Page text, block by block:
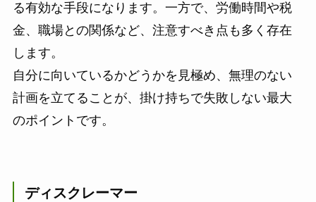
る有効な手段になります。一方で、労働時間や税
金、職場との関係など、注意すべき点も多く存在
します。
自分に向いているかどうかを見極め、無理のない
計画を立てることが、掛け持ちで失敗しない最大
のポイントです。
ディスクレーマー